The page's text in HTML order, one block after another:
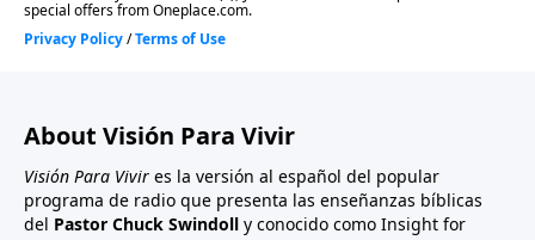
About Visión Para Vivir
Visión Para Vivir es la versión al español del popular
programa de radio que presenta las enseñanzas bíblicas
del Pastor Chuck Swindoll y conocido como Insight for